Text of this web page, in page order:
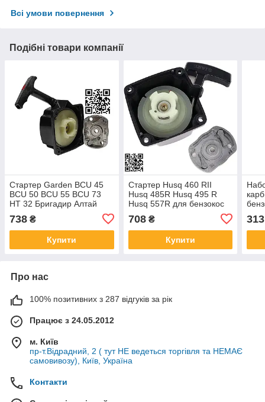
Всі умови повернення
Подібні товари компанії
Стартер Garden BCU 45
BCU 50 BCU 55 BCU 73
HT 32 Бригадир Алтай
BGT 5600
738 ₴
Купити
Стартер Husq 460 RII
Husq 485R Husq 495 R
Husq 557R для бензокос
708₴
Купити
313
Про нас
100% позитивних з 287 відгуків за рік
Працює з 24.05.2012
м. Київ
пр-т.Відрадний, 2 ( тут НЕ ведеться торгівля та НЕМАЄ
самовивозу), Київ, Україна
Контакти